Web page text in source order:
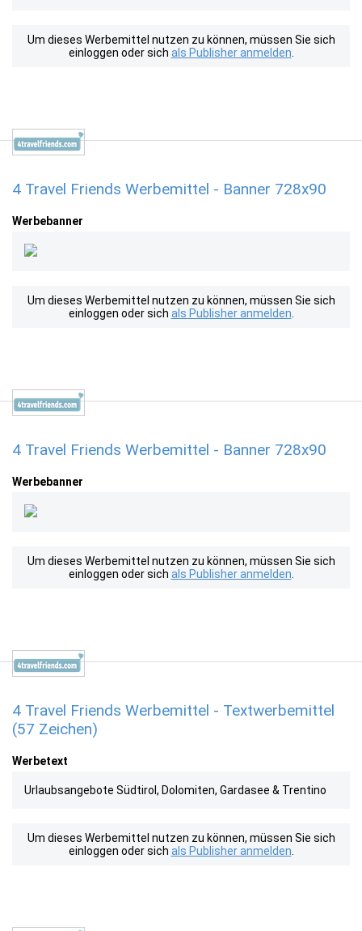
Um dieses Werbemittel nutzen zu können, müssen Sie sich
einloggen oder sich als Publisher anmelden
4 Travel Friends Werbemittel - Banner 728x90
Werbebanner
Um dieses Werbemittel nutzen zu können, müssen Sie sich
einloggen oder sich als Publisher anmelden
4 Travel Friends Werbemittel - Banner 728x90
Werbebanner
Um dieses Werbemittel nutzen zu können, müssen Sie sich
einloggen oder sich als Publisher anmelden
4 Travel Friends Werbemittel - Textwerbemittel
(57 Zeichen)
Werbetext
Urlaubsangebote Südtirol, Dolomiten, Gardasee & Trentino
Um dieses Werbemittel nutzen zu können, müssen Sie sich
einloggen oder sich als Publisher anmelden